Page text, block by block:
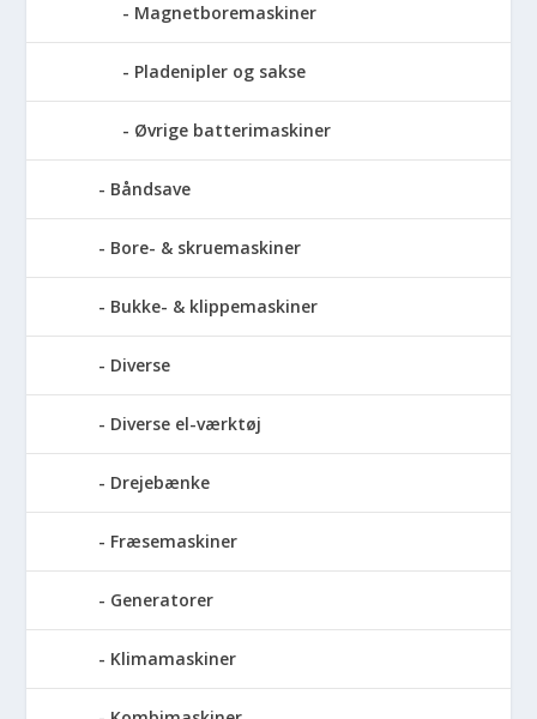
Magnetboremaskiner
Pladenipler og sakse
Øvrige batterimaskiner
Båndsave
Bore- & skruemaskiner
Bukke- & klippemaskiner
Diverse
Diverse el-værktøj
Drejebænke
Fræsemaskiner
Generatorer
Klimamaskiner